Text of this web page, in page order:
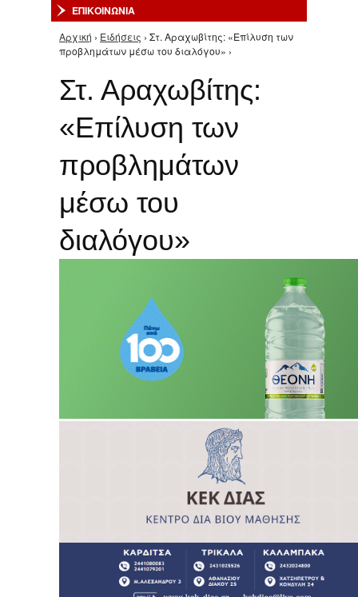
ΕΠΙΚΟΙΝΩΝΙΑ
Είστε εδώ
Αρχική › Ειδήσεις › Στ. Αραχωβίτης: «Επίλυση των
προβλημάτων μέσω του διαλόγου» ›
Στ. Αραχωβίτης:
«Επίλυση των
προβλημάτων
μέσω του
διαλόγου»